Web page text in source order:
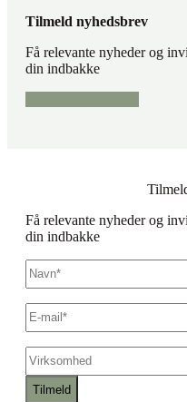
Tilmeld nyhedsbrev
Få relevante nyheder og
din indbakke
Få relevante nyheder og
din indbakke
Navn *
E-
mail*
Virksomhed